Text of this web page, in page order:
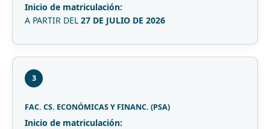
Inicio de matriculación:
A PARTIR DEL 27 DE JULIO DE 2026
3
FAC. CS. ECONÓMICAS Y FINANC. (PSA)
Inicio de matriculación: